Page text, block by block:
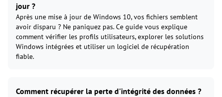
jour ?
Après une mise à jour de Windows 10, vos fichiers semblent
avoir disparu ? Ne paniquez pas. Ce guide vous explique
comment vérifier les profils utilisateurs, explorer les solutions
Windows intégrées et utiliser un logiciel de récupération
fiable.
Comment récupérer la perte d'intégrité des données ?